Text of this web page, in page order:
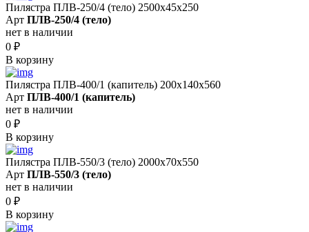
Пилястра ПЛВ-250/4 (тело) 2500х45х250
Арт ПЛВ-250/4 (тело)
нет в наличии
0 ₽
В корзину
Пилястра ПЛВ-400/1 (капитель) 200х140х560
Арт ПЛВ-400/1 (капитель)
нет в наличии
0 ₽
В корзину
Пилястра ПЛВ-550/3 (тело) 2000х70х550
Арт ПЛВ-550/3 (тело)
нет в наличии
0 ₽
В корзину